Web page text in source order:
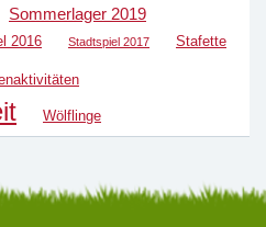
Sommerlager 2019
2016 Stadtspiel 2017 Stafette
Wölflinge